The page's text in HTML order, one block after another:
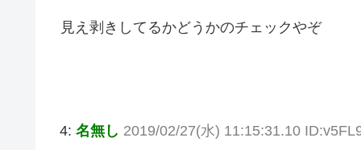
見え剥きしてるかどうかのチェックやぞ
4: 名無し 2019/02/27(水) 11:15:31.10